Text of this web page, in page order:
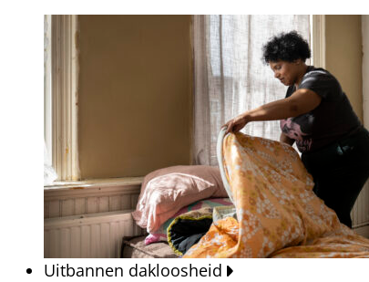
Uitbannen dakloosheid